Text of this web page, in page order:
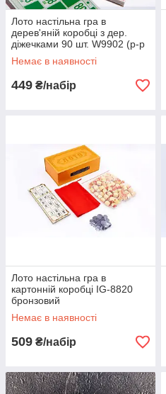
Лото настільна гра в
дерев'яній коробці з дер.
діжечками 90 шт. W9902 (р-р
20х12х6см) чорний
Немає в наявності
449 ₴/набір
Лото настільна гра в
картонній коробці IG-8820
бронзовий
Немає в наявності
509 ₴/набір